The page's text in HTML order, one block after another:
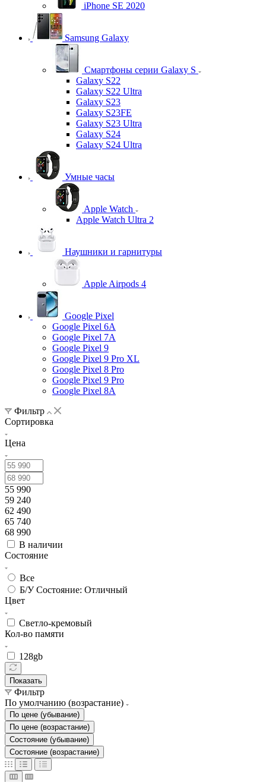
iPhone SE 2020
Samsung Galaxy
Смартфоны серии Galaxy S
Galaxy S22
Galaxy S22 Ultra
Galaxy S23
Galaxy S23FE
Galaxy S23 Ultra
Galaxy S24
Galaxy S24 Ultra
Умные часы
Apple Watch
Apple Watch Ultra 2
Наушники и гарнитуры
Apple Airpods 4
Google Pixel
Google Pixel 6A
Google Pixel 7А
Google Pixel 9
Google Pixel 9 Pro XL
Google Pixel 8 Pro
Google Pixel 9 Pro
Google Pixel 8A
Фильтр
Сортировка
Цена
55 990
59 240
62 490
65 740
68 990
В наличии
Состояние
Все
Б/У Состояние: Отличный
Цвет
Светло-кремовый
Кол-во памяти
128gb
Показать
Фильтр
По умолчанию (возрастание)
По цене (убывание)
По цене (возрастание)
Состояние (убывание)
Состояние (возрастание)